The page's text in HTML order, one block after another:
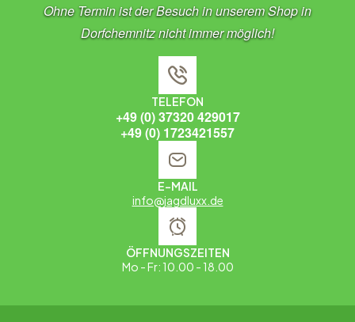
Ohne Termin ist der Besuch in unserem Shop in
Dorfchemnitz nicht immer möglich!
TELEFON
+49 (0) 37320 429017
+49 (0) 1723421557
E-MAIL
info@jagdluxx.de
ÖFFNUNGSZEITEN
Mo - Fr: 10.00 - 18.00